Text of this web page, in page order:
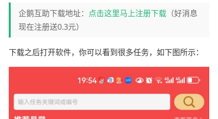
企鹅互助下载地址： 点击这里马上注册下载（好消息
现在注册送0.3元）
下载之后打开软件，你可以看到很多任务，如下图所示：